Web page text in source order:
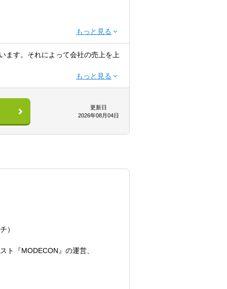
ます。それによって会社の売上を上
間管理,イベントのスケジュール管
げていく。結果として,ライバーた
のファンクラブ用コンテンツの企
更新日
2026年08月04日
）
ト『MODECON』の運営、